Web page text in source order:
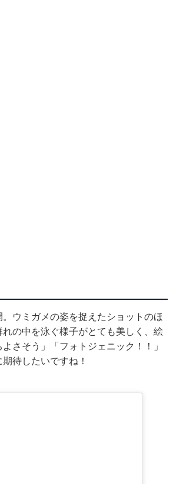
ウミガメの姿を捉えたショットのほ
の中を泳ぐ様子がとても美しく、絵
さそう」「フォトジェニック！！」
待したいですね！